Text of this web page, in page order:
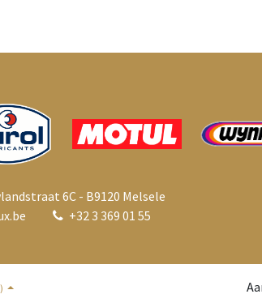
6C - B9120 Melsele
+32 3 369 01 55